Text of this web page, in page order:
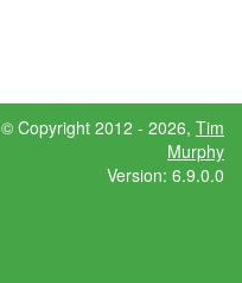
© Copyright 2012 - 2026, Tim
Murphy
Version: 6.9.0.0